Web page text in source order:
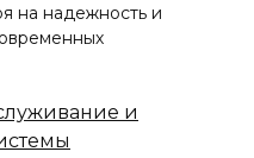
на надежность и
и